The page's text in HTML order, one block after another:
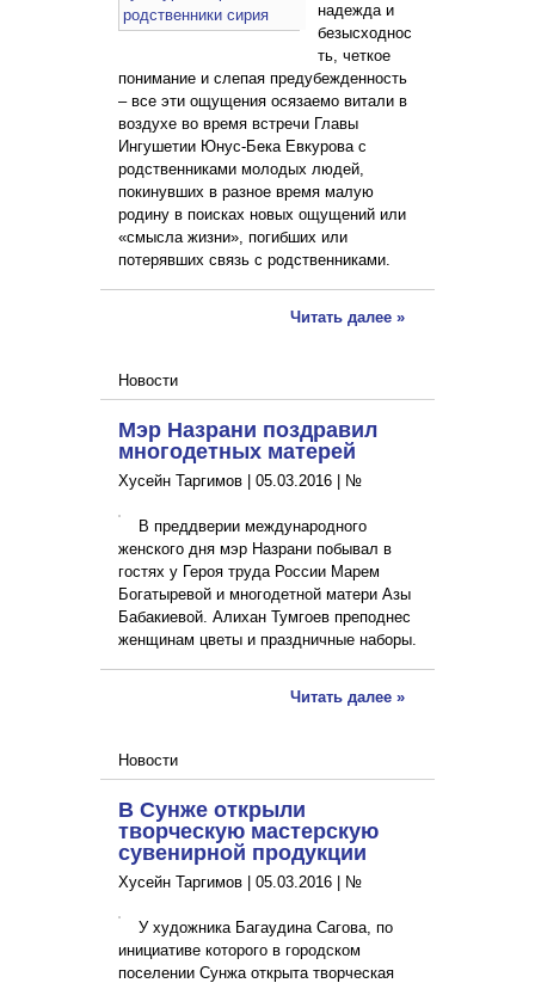
надежда и
безысходнос
ть, четкое
понимание и слепая предубежденность
– все эти ощущения осязаемо витали в
воздухе во время встречи Главы
Ингушетии Юнус-Бека Евкурова с
родственниками молодых людей,
покинувших в разное время малую
родину в поисках новых ощущений или
«смысла жизни», погибших или
потерявших связь с родственниками.
Читать далее »
Новости
Мэр Назрани поздравил
многодетных матерей
Хусейн Таргимов | 05.03.2016 №
В преддверии международного
женского дня мэр Назрани побывал в
гостях у Героя труда России Марем
Богатыревой и многодетной матери Азы
Бабакиевой. Алихан Тумгоев преподнес
женщинам цветы и праздничные наборы.
Читать далее »
Новости
В Сунже открыли
творческую мастерскую
сувенирной продукции
Хусейн Таргимов | 05.03.2016 №
У художника Багаудина Сагова, по
инициативе которого в городском
поселении Сунжа открыта творческая